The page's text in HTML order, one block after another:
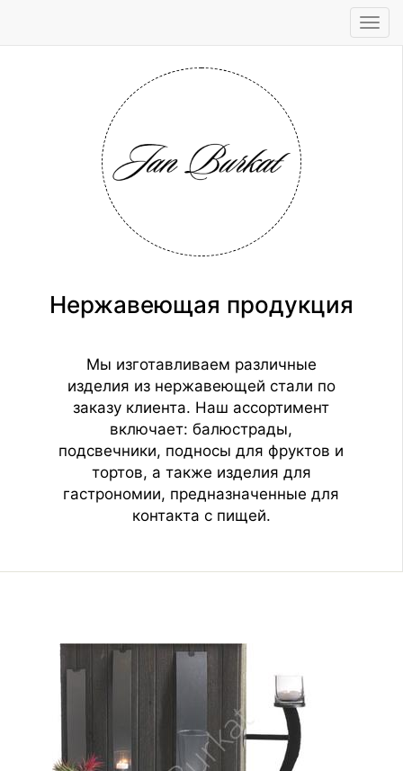
Нержавеющая продукция
Мы изготавливаем различные
изделия из нержавеющей стали по
заказу клиента. Наш ассортимент
включает: балюстрады,
подсвечники, подносы для фруктов и
тортов, а также изделия для
гастрономии, предназначенные для
контакта с пищей.